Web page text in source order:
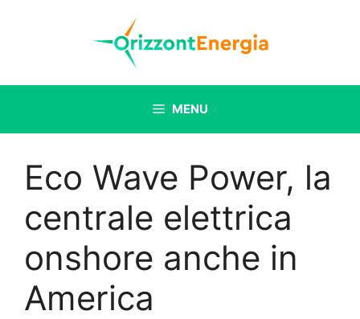
MENU
Eco Wave Power, la
centrale elettrica
onshore anche in
America